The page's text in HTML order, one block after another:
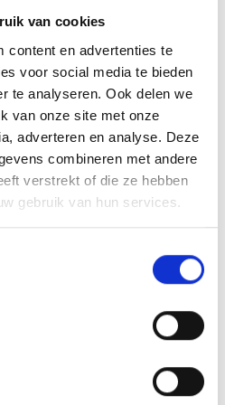
van cookies
content en advertenties te
voor social media te bieden
te analyseren. Ook delen we
van onze site met onze
adverteren en analyse. Deze
combineren met andere
verstrekt of die ze hebben
gebruik van hun services.
€ p.p. (vanaf)
€ 98,00
€ 90,25
€ 84,50
€ 79,75